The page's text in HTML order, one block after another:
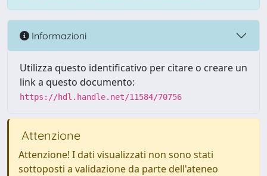
Informazioni
Utilizza questo identificativo per citare o creare un
link a questo documento:
https://hdl.handle.net/11584/70756
Attenzione
Attenzione! I dati visualizzati non sono stati
sottoposti a validazione da parte dell'ateneo